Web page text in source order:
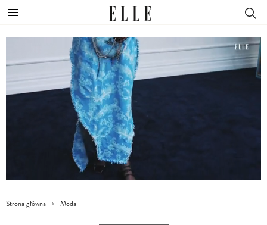
Strona główna Moda